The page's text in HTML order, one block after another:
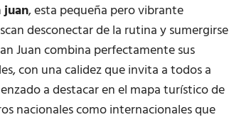
juan, esta pequeña pero vibrante
desconectar de la rutina y sumergirse
Juan combina perfectamente sus
con una calidez que invita a todos a
a destacar en el mapa turístico de
nacionales como internacionales que